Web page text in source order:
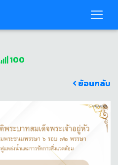
100
ย้อนกลับ